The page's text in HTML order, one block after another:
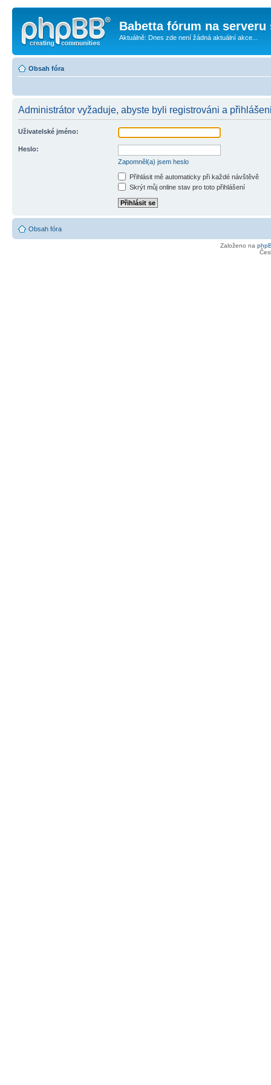
Babetta fórum na serveru
Aktuálně: Dnes zde není žádná aktuální akce...
Obsah fóra
Administrátor vyžaduje, abyste byli registrováni a
Uživatelské jméno:
Heslo:
Zapomněl(a) jsem heslo
Přihlásit mě automaticky při každé návštěvě
Skrýt můj online stav pro toto přihlášení
Obsah fóra
Založeno na